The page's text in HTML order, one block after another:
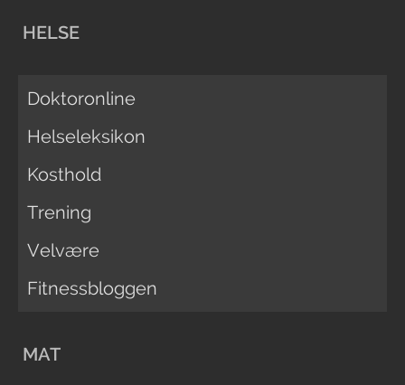
HELSE
Doktoronline
Helseleksikon
Kosthold
Trening
Velvære
Fitnessbloggen
MAT